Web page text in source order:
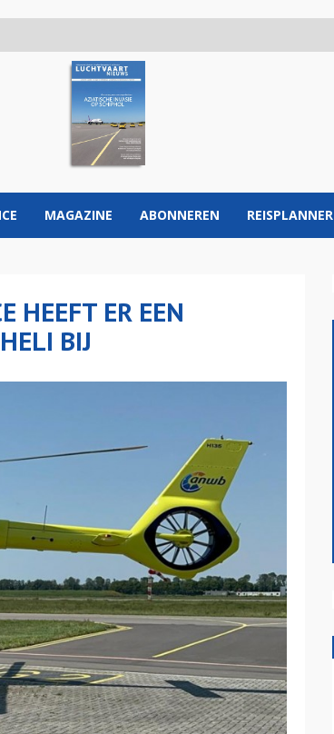
MAGAZINE ABONNEREN REISPLANNER
HEEFT ER EEN
BIJ